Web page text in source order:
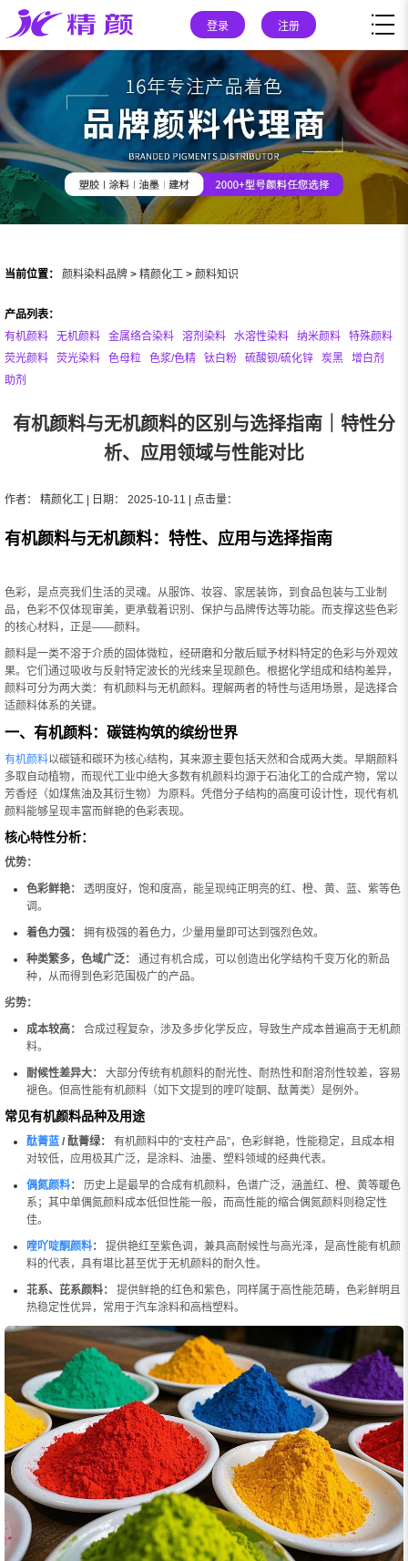
登录 注册
当前位置： 颜料染料品牌 > 精颜化工 > 颜料知识
产品列表：
有机颜料
无机颜料 金属络合染料 溶剂染料 水溶性染料 纳米颜料
特殊颜料
荧光颜料
荧光染料 色母粒 色浆/色精 钛白粉 硫酸钡/硫化锌 炭黑
增白剂
助剂
有机颜料与无机颜料的区别与选择指南｜特性分
析、应用领域与性能对比
作者： 精颜化工 | 日期： 2025-10-11 | 点击量：
有机颜料与无机颜料：特性、应用与选择指南
色彩，是点亮我们生活的灵魂。从服饰、妆容、家居装饰，到食品包装与工业制
品，色彩不仅体现审美，更承载着识别、保护与品牌传达等功能。而支撑这些色彩
的核心材料，正是——颜料。
颜料是一类不溶于介质的固体微粒，经研磨和分散后赋予材料特定的色彩与外观效
果。它们通过吸收与反射特定波长的光线来呈现颜色。根据化学组成和结构差异，
颜料可分为两大类：有机颜料与无机颜料。理解两者的特性与适用场景，是选择合
适颜料体系的关键。
一、有机颜料：碳链构筑的缤纷世界
有机颜料以碳链和碳环为核心结构，其来源主要包括天然和合成两大类。早期颜料
多取自动植物，而现代工业中绝大多数有机颜料均源于石油化工的合成产物，常以
芳香烃（如煤焦油及其衍生物）为原料。凭借分子结构的高度可设计性，现代有机
颜料能够呈现丰富而鲜艳的色彩表现。
核心特性分析：
优势：
色彩鲜艳：
透明度好，饱和度高，能呈现纯正明亮的红、橙、黄、蓝、紫等色
调。
着色力强： 拥有极强的着色力，少量用量即可达到强烈色效。
种类繁多，色域广泛：
通过有机合成，可以创造出化学结构千变万化的新品
种，从而得到色彩范围极广的产品。
劣势：
成本较高：
合成过程复杂，涉及多步化学反应，导致生产成本普遍高于无机颜
料。
耐候性差异大：
大部分传统有机颜料的耐光性、耐热性和耐溶剂性较差，容易
褪色。但高性能有机颜料（如下文提到的喹吖啶酮、酞菁类）是例外。
常见有机颜料品种及用途
酞菁蓝 / 酞菁绿：
有机颜料中的“支柱产品”，色彩鲜艳，性能稳定，且成本相
对较低，应用极其广泛，是涂料、油墨、塑料领域的经典代表。
偶氮颜料：
历史上是最早的合成有机颜料，色谱广泛，涵盖红、橙、黄等暖色
系；其中单偶氮颜料成本低但性能一般，而高性能的缩合偶氮颜料则稳定性
佳。
喹吖啶酮颜料：
提供艳红至紫色调，兼具高耐候性与高光泽，是高性能有机颜
料的代表，具有堪比甚至优于无机颜料的耐久性。
苝系、芘系颜料：
提供鲜艳的红色和紫色，同样属于高性能范畴，色彩鲜明且
热稳定性优异，常用于汽车涂料和高档塑料。